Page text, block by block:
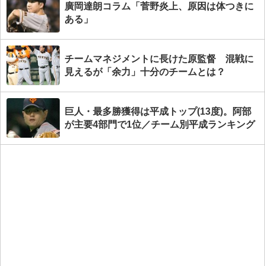
廣岡達朗コラム「菅野炎上、原因は体つきに
ある」
チームマネジメントに長けた原監督 混戦に
見えるが「余力」十分のチームとは？
巨人・最多勝獲得は平成トップ(13度)。阿部
が主要4部門で1位／チーム別平成ランキング